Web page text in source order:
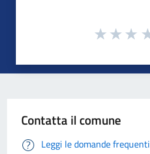
Contatta il comune
Leggi le domande frequenti